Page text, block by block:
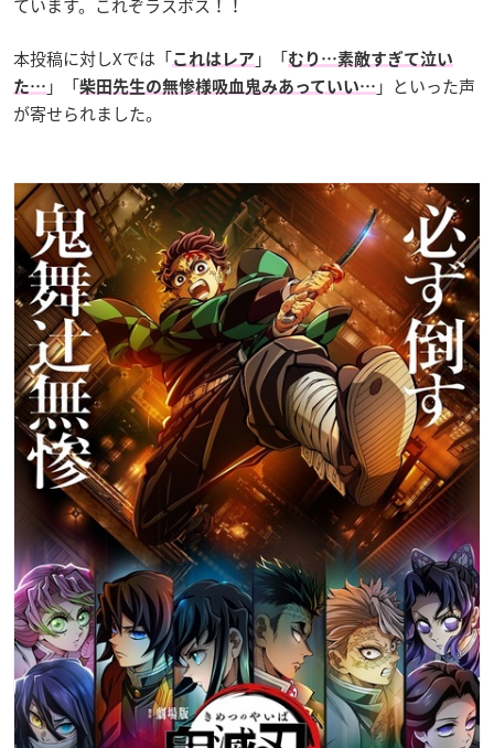
ています。これぞラスボス！！
本投稿に対しXでは「これはレア 」「むり…素敵すぎて泣い
た… 」「柴田先生の無惨様吸血鬼みあっていい… 」といった声
が寄せられました。